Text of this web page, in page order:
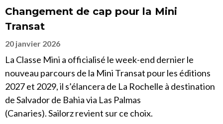
Changement de cap pour la Mini
Transat
20 janvier 2026
La Classe Mini a officialisé le week-end dernier le
nouveau parcours de la Mini Transat pour les éditions
2027 et 2029, il s’élancera de La Rochelle à destination
de Salvador de Bahia via Las Palmas
(Canaries). Sailorz revient sur ce choix.